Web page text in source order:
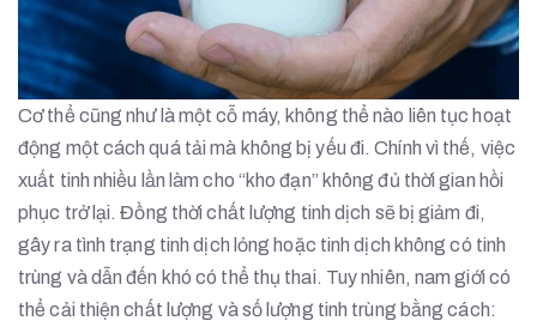
Cơ thể cũng như là một cỗ máy, không thể nào liên tục hoạt
động một cách quá tải mà không bị yếu đi. Chính vì thế, việc
xuất tinh nhiều lần làm cho “kho đạn” không đủ thời gian hồi
phục trở lại. Đồng thời chất lượng tinh dịch sẽ bị giảm đi,
gây ra tình trạng tinh dịch lỏng hoặc tinh dịch không có tinh
trùng và dẫn đến khó có thể thụ thai. Tuy nhiên, nam giới có
thể cải thiện chất lượng và số lượng tinh trùng bằng cách: